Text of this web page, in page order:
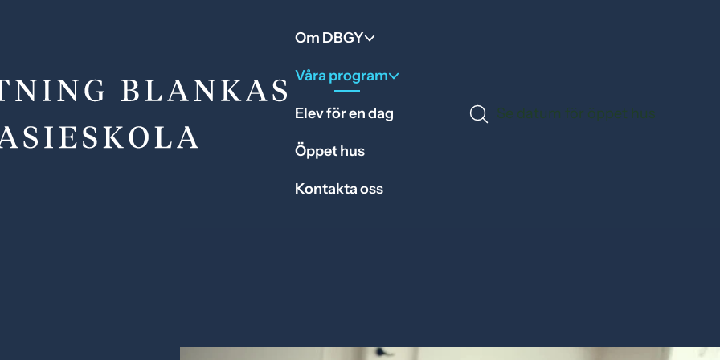
Om DBGY
Våra program
Elev för en dag
Öppet hus
Kontakta oss
Se datum för öppet hus